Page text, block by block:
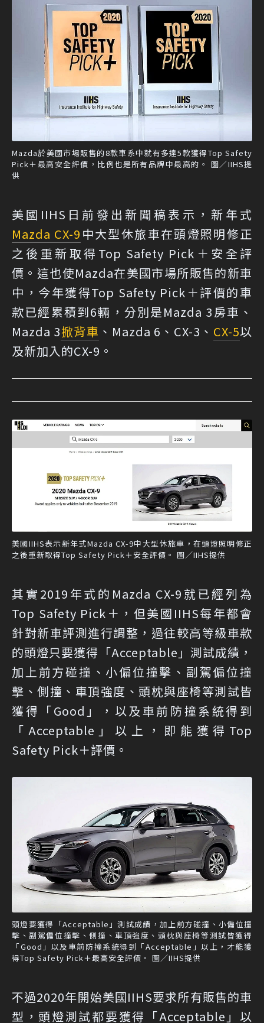
Mazda於美國市場販售的8款車系中就有多達5款獲得Top Safety
Pick＋最高安全評價，比例也是所有品牌中最高的。 圖／IIHS提
供
美國IIHS日前發出新聞稿表示，新年式
Mazda CX-9 中大型休旅車在頭燈照明修正
之後重新取得Top Safety Pick＋安全評
價。這也使Mazda在美國市場所販售的新車
中，今年獲得Top Safety Pick＋評價的車
款已經累積到6輛，分別是Mazda 3房車、
Mazda 3掀背車 、Mazda 6、CX-3、 CX-5以
及新加入的CX-9。
美國IIHS表示新年式Mazda CX-9中大型休旅車，在頭燈照明修正
之後重新取得Top Safety Pick＋安全評價。 圖／IIHS提供
其實2019年式的Mazda CX-9就已經列為
Top Safety Pick＋，但美國IIHS每年都會
針對新車評測進行調整，過往較高等級車款
的頭燈只要獲得「Acceptable」測試成績，
加上前方碰撞、小偏位撞擊、副駕偏位撞
擊、側撞、車頂強度、頭枕與座椅等測試皆
獲得「Good」，以及車前防撞系統得到
「Acceptable」以上，即能獲得Top
Safety Pick＋評價。
頭燈要獲得「Acceptable」測試成績，加上前方碰撞、小偏位撞
擊、副駕偏位撞擊、側撞、車頂強度、頭枕與座椅等測試皆獲得
「Good」以及車前防撞系統得到「Acceptable」以上，才能獲
得Top Safety Pick＋最高安全評價。 圖／IIHS提供
不過2020年開始美國IIHS要求所有販售的車
型，頭燈測試都要獲得「Acceptable」以